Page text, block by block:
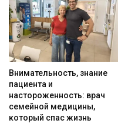
Внимательность, знание
пациента и
настороженность: врач
семейной медицины,
который спас жизнь